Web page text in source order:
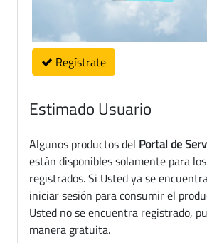
Regístrate
Estimado Usuario
Algunos productos del Portal de
están disponibles solamente para
registrados. Si Usted ya se
iniciar sesión para consumir el
Usted no se encuentra registrado,
manera gratuita.